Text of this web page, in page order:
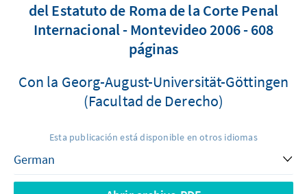
del Estatuto de Roma de la Corte Penal
Internacional - Montevideo 2006 - 608
páginas
Con la Georg-August-Universität-Göttingen
(Facultad de Derecho)
Esta publicación está disponible en otros idiomas